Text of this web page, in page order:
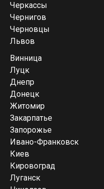
Черкассы
Чернигов
Черновцы
Львов
Винница
Луцк
Днепр
Донецк
Житомир
Закарпатье
Запорожье
Ивано-Франковск
Киев
Кировоград
Луганск